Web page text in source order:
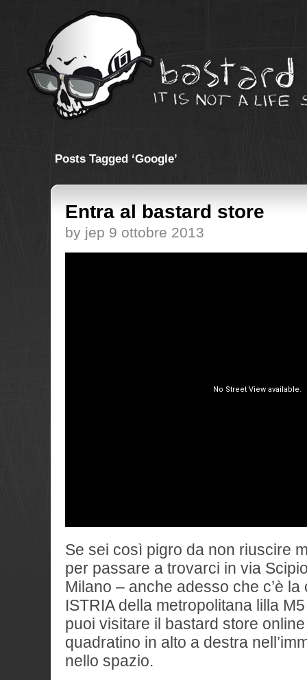
Posts Tagged ‘Google’
Entra al bastard store
by jep 9 ottobre 2013
Se sei così pigro da non riuscire
per passare a trovarci in via
Milano – anche adesso che c’è
ISTRIA della metropolitana lilla
puoi visitare il bastard store
quadratino in alto a destra
nello spazio.